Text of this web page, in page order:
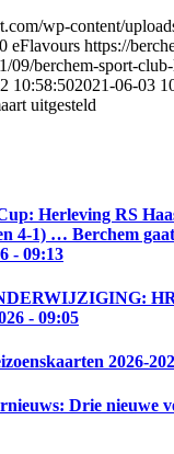
wp-content/
eFlavours https://
09/berchem-sport-
10:58:502021-06-03
uitgesteld
Herleving RS
4-1) … Berchem
- 09:13
- 09:05
2026-
Drie nieuwe